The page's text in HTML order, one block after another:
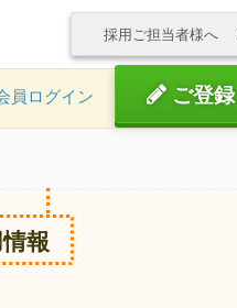
採用ご担当者様へ
員ログイン ご登録
報